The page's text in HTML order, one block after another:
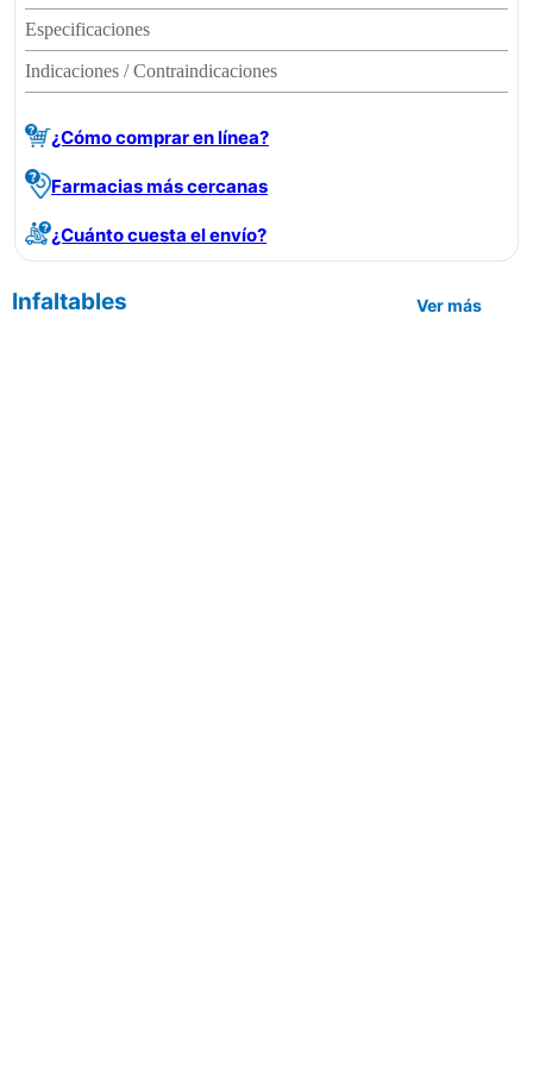
Especificaciones
Indicaciones / Contraindicaciones
¿Cómo comprar en línea?
Farmacias más cercanas
¿Cuánto cuesta el envío?
Infaltables Ver más